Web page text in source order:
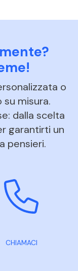
o
misura.
dalla scelta
garantirti un
pensieri.
CHIAMACI